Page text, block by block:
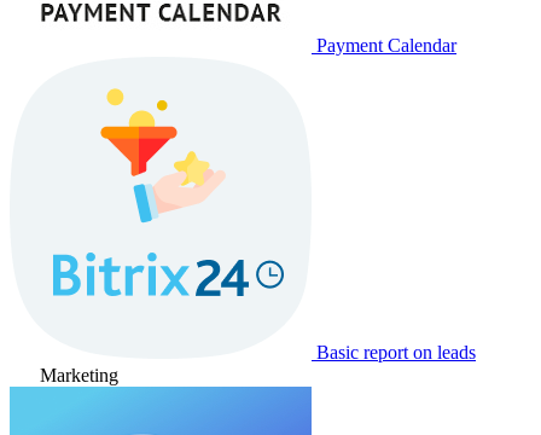
Payment Calendar
Basic report on leads
Marketing